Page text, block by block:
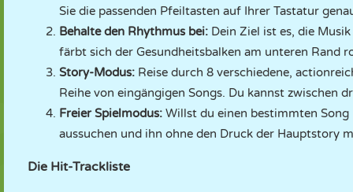
Sie die passenden Pfeiltasten auf Ihrer Tastatur
Behalte den Rhythmus bei: Dein Ziel ist es, die
färbt sich der Gesundheitsbalken am unteren Rand
Story-Modus: Reise durch 8 verschiedene,
Reihe von eingängigen Songs. Du kannst zwischen
Freier Spielmodus: Willst du einen bestimmten
aussuchen und ihn ohne den Druck der Hauptstory
Die Hit-Trackliste